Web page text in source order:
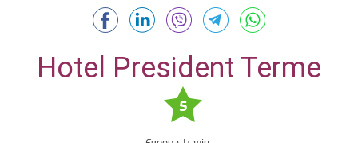
Hotel President Terme
5